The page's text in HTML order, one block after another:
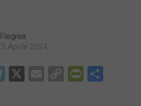
Aprile 2024
Telegram
X EmailCopy